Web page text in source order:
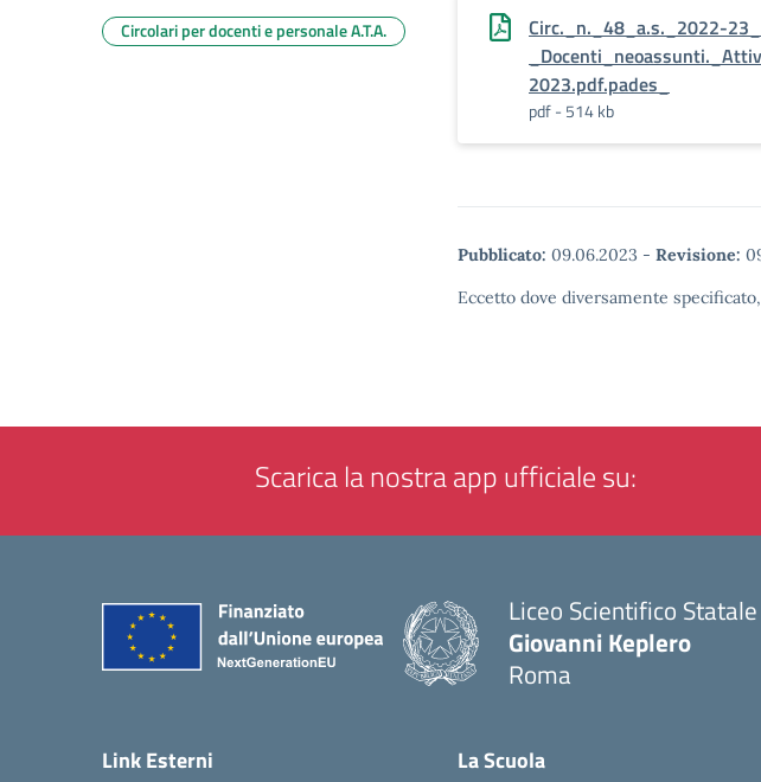
Circ._n._48_a.s._2022-
2023.pdf.pades_
pdf - 514 kb
Pubblicato: 09.06.2023 - Revisione:
Eccetto dove diversamente
Circolari per docenti e personale A.T.A.
Scarica la nostra app ufficiale su:
Liceo Scientifico Statale
Giovanni Keplero
Roma
Link Esterni La Scuola